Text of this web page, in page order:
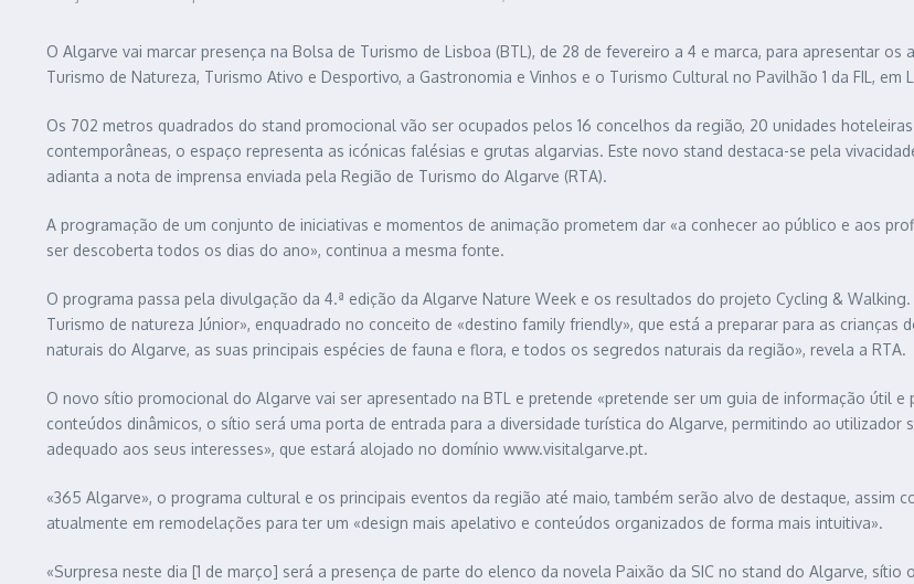
O Algarve vai marcar presença na Bolsa de Turismo de Lisboa (BTL), de 28 de fevereiro a 4 e marca, para apresentar
Turismo de Natureza, Turismo Ativo e Desportivo, a Gastronomia e Vinhos e o Turismo Cultural no Pavilhão 1 da FIL, em
Os 702 metros quadrados do stand promocional vão ser ocupados pelos 16 concelhos da região, 20 unidades
contemporâneas, o espaço representa as icónicas falésias e grutas algarvias. Este novo stand destaca-se pela
adianta a nota de imprensa enviada pela Região de Turismo do Algarve (RTA).
A programação de um conjunto de iniciativas e momentos de animação prometem dar «a conhecer ao público e aos
ser descoberta todos os dias do ano», continua a mesma fonte.
O programa passa pela divulgação da 4.ª edição da Algarve Nature Week e os resultados do projeto Cycling &
Turismo de natureza Júnior», enquadrado no conceito de «destino family friendly», que está a preparar para as crianças
naturais do Algarve, as suas principais espécies de fauna e flora, e todos os segredos naturais da região», revela a RTA.
O novo sítio promocional do Algarve vai ser apresentado na BTL e pretende «pretende ser um guia de informação útil
conteúdos dinâmicos, o sítio será uma porta de entrada para a diversidade turística do Algarve, permitindo ao
adequado aos seus interesses», que estará alojado no domínio www.visitalgarve.pt.
«365 Algarve», o programa cultural e os principais eventos da região até maio, também serão alvo de destaque, assim
atualmente em remodelações para ter um «design mais apelativo e conteúdos organizados de forma mais intuitiva».
«Surpresa neste dia [1 de março] será a presença de parte do elenco da novela Paixão da SIC no stand do Algarve,